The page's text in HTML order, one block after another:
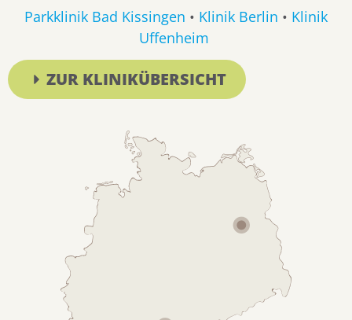
Parkklinik Bad Kissingen • Klinik Berlin • Klinik
Uffenheim
ZUR KLINIKÜBERSICHT